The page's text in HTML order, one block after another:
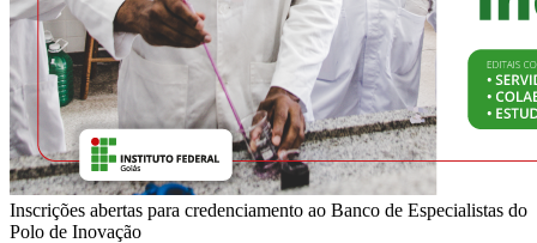
Inscrições abertas para credenciamento ao Banco de Especialistas do
Polo de Inovação